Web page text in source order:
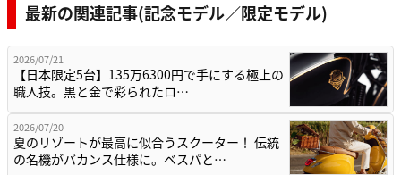
最新の関連記事(記念モデル／限定モデル)
2026/07/21
【日本限定5台】135万6300円で手にする極上の
職人技。黒と金で彩られたロ…
2026/07/20
夏のリゾートが最高に似合うスクーター！ 伝統
の名機がバカンス仕様に。ベスパと…